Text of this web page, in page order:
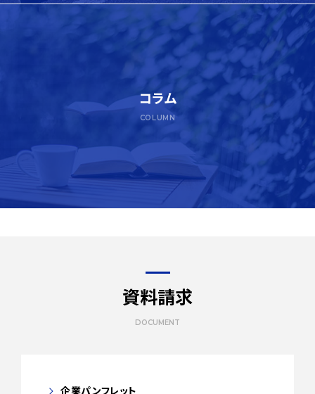
コラム
COLUMN
資料請求
DOCUMENT
企業パンフレット